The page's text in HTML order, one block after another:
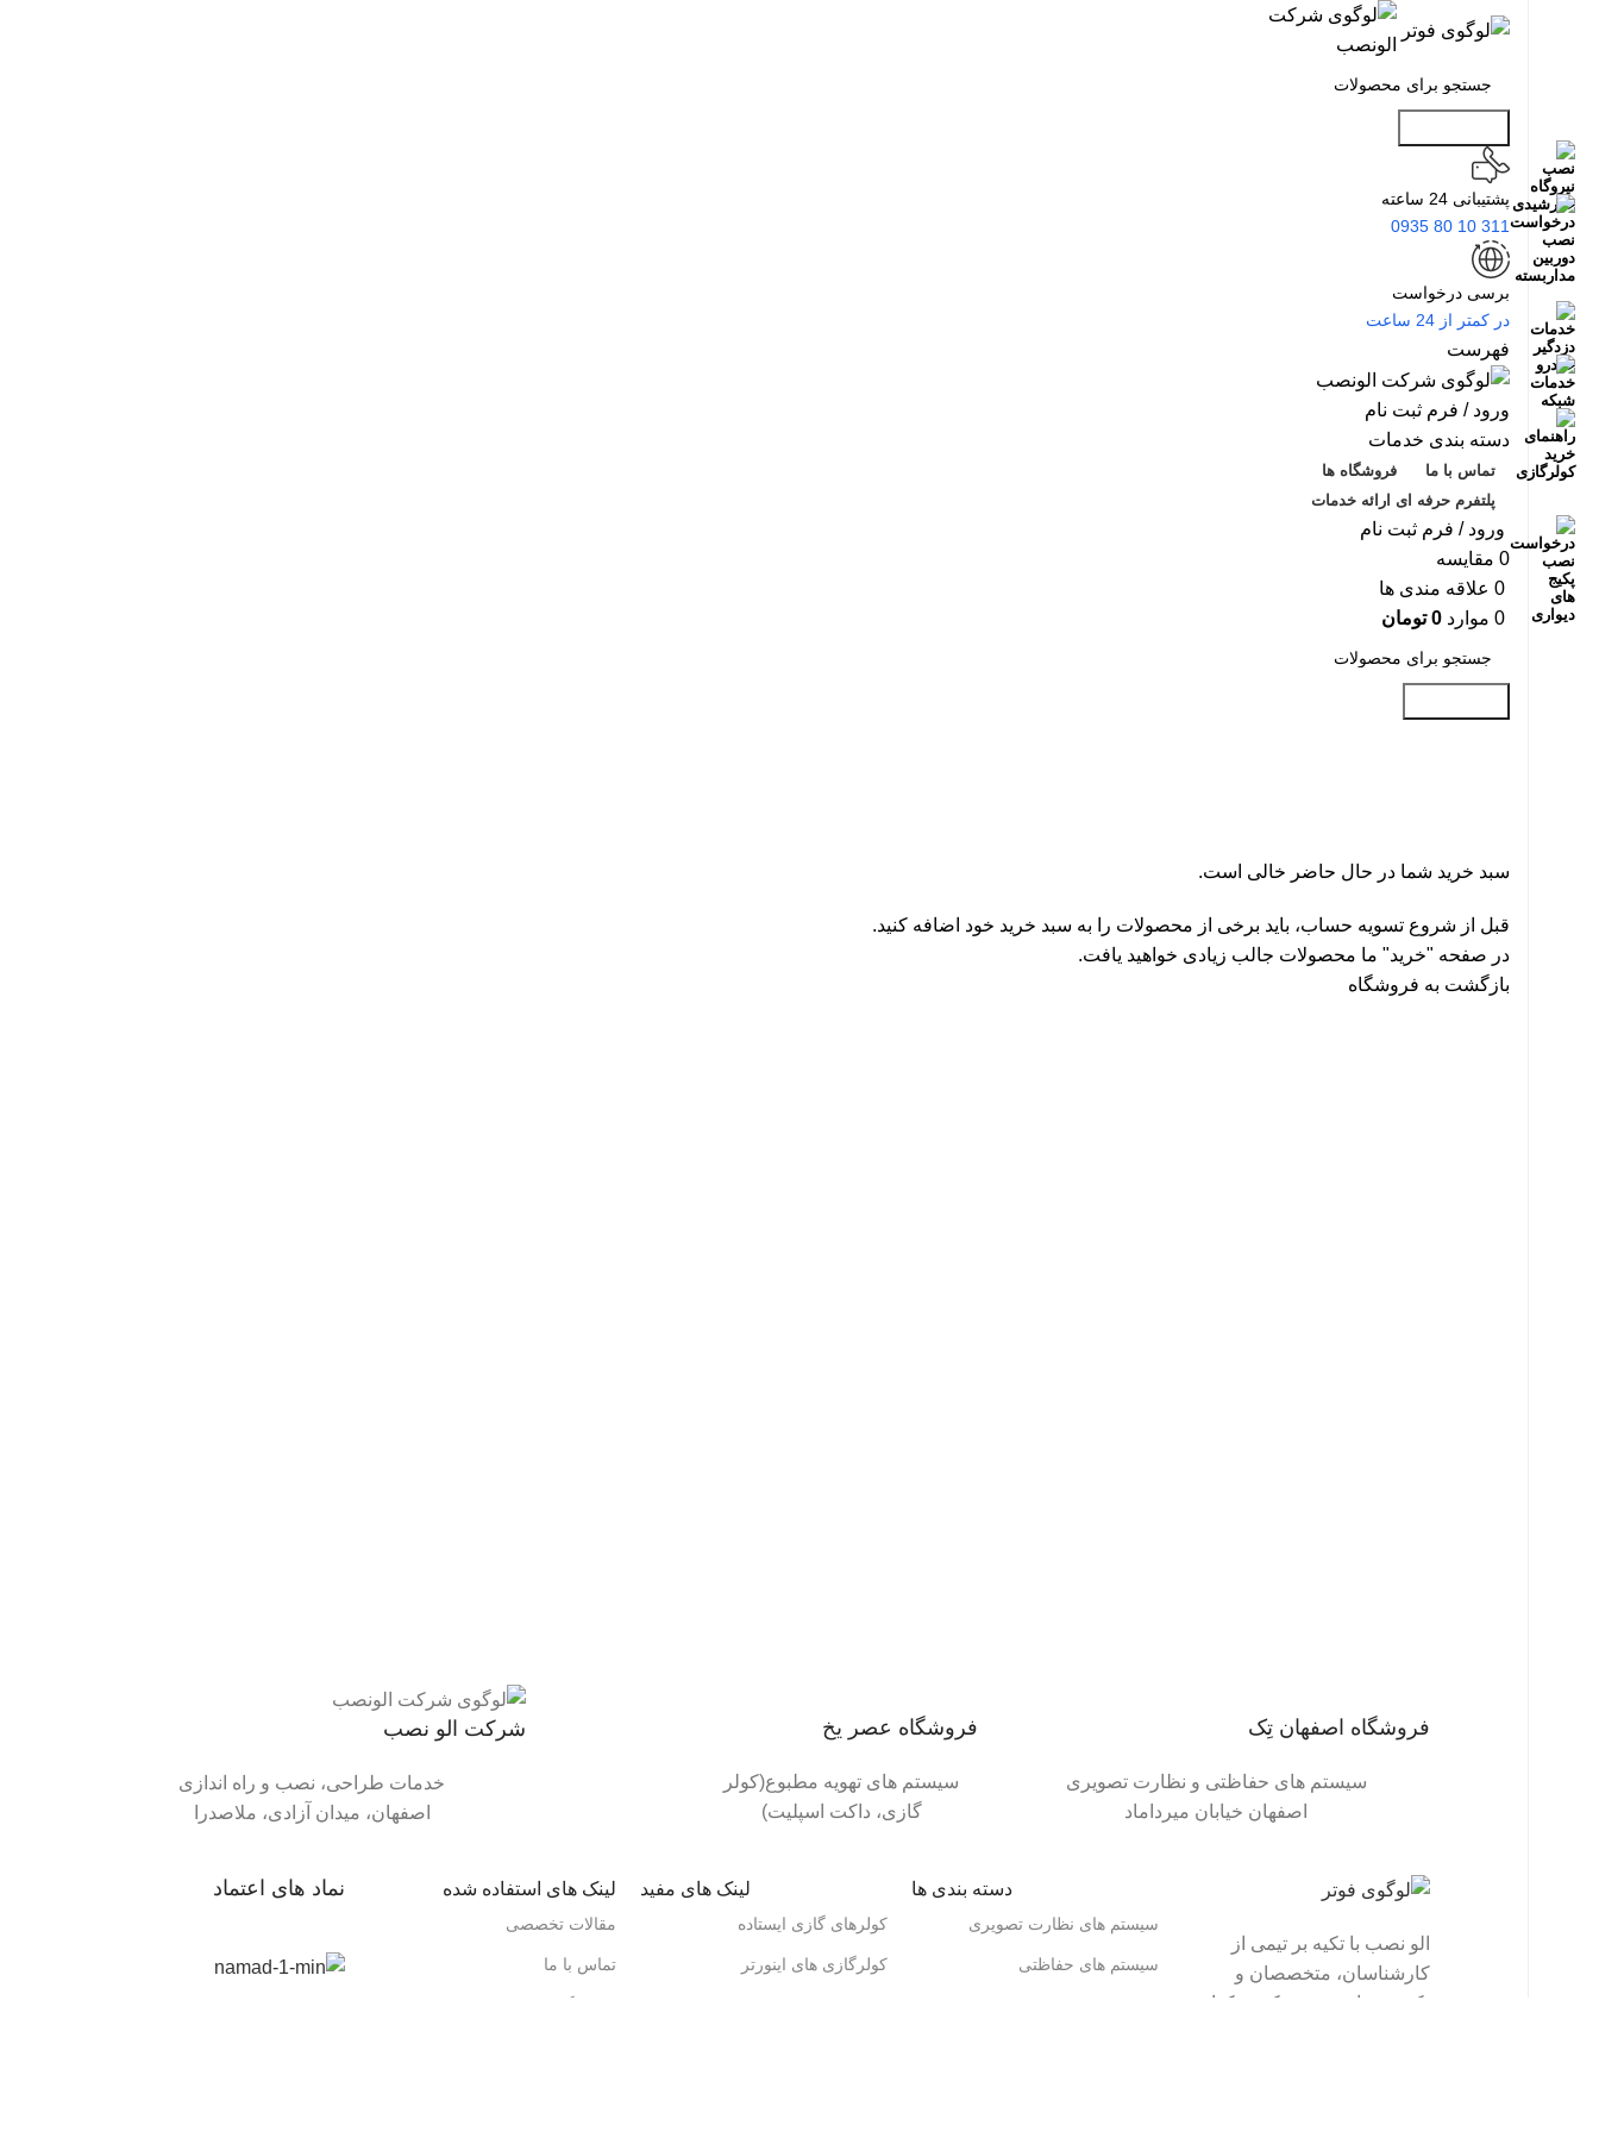
پشتیبانی 24 ساعته
311 10 80 0935
برسی درخواست
در کمتر از 24 ساعت
فهرست
ورود / فرم ثبت نام
دسته بندی خدمات
تماس با ما
فروشگاه ها
پلتفرم حرفه ای ارائه خدمات
ورود / فرم ثبت نام
0 مقایسه
0 علاقه مندی ها
0 موارد 0 تومان
سبد خرید شما در حال حاضر خالی است.
قبل از شروع تسویه حساب، باید برخی از محصولات را به سبد خرید خود اضافه کنید.
در صفحه "خرید" ما محصولات جالب زیادی خواهید یافت.
بازگشت به فروشگاه
فروشگاه اصفهان تِک
سیستم های حفاظتی و نظارت تصویری
اصفهان خیابان میرداماد
فروشگاه عصر یخ
سیستم های تهویه مطبوع(کولر
گازی، داکت اسپلیت)
شرکت الو نصب
خدمات طراحی، نصب و راه اندازی
اصفهان، میدان آزادی، ملاصدرا
الو نصب با تکیه بر تیمی از
کارشناسان، متخصصان و
تکنسین‌های مجرب که هرکدام
دسته بندی ها
سیستم های نظارت تصویری
سیستم های حفاظتی
لینک های مفید
کولرهای گازی ایستاده
کولرگازی های اینورتر
لینک های استفاده شده
مقالات تخصصی
تماس با ما
نماد های اعتماد